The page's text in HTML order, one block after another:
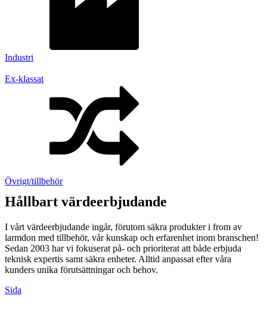
LED-indikatorerDetektorer
Larmkommunikation
Industri
Ex-klassat
Övrigt/tillbehör
Hållbart värdeerbjudande
I vårt värdeerbjudande ingår, förutom säkra produkter i from av
larmdon med tillbehör, vår kunskap och erfarenhet inom branschen!
Sedan 2003 har vi fokuserat på- och prioriterat att både erbjuda
teknisk expertis samt säkra enheter. Alltid anpassat efter våra
kunders unika förutsättningar och behov.
Sida